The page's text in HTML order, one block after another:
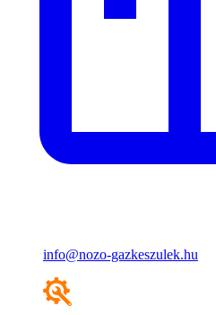
info@nozo-gazkeszulek.hu